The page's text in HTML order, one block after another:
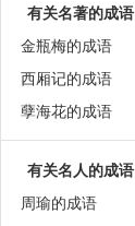
有关名著的成语
金瓶梅的成语
西厢记的成语
孽海花的成语
有关名人的成语
周瑜的成语